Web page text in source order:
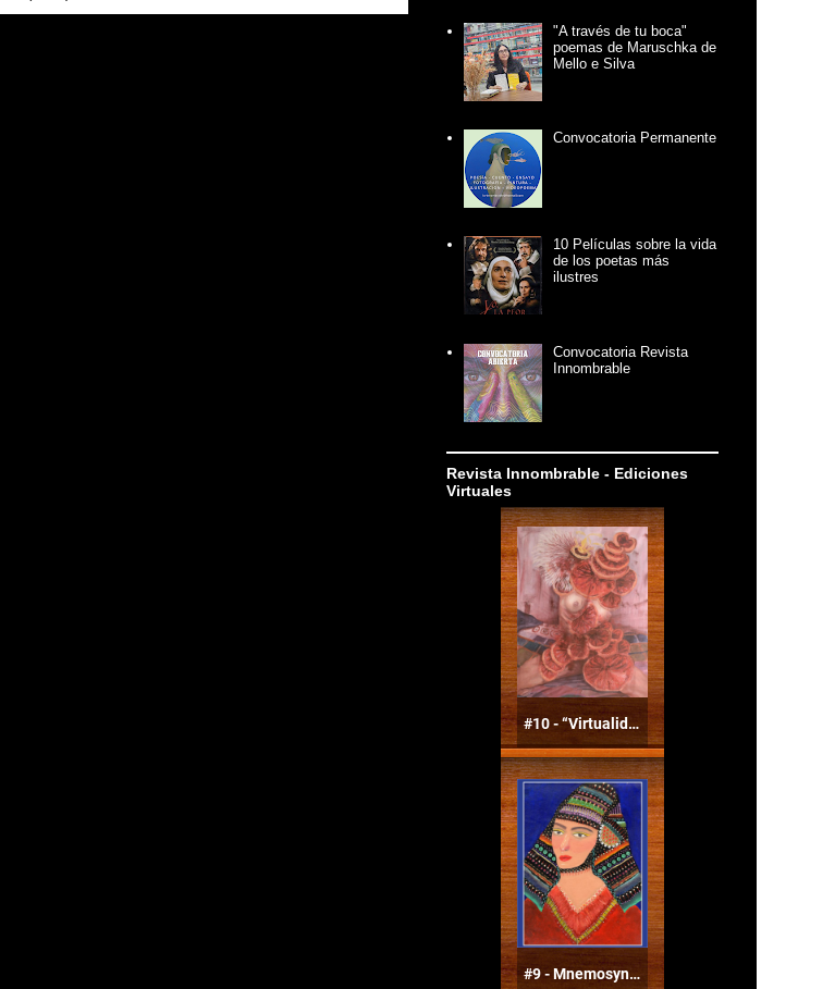
"A través de tu boca"
poemas de Maruschka de
Mello e Silva
Convocatoria Permanente
10 Películas sobre la vida
de los poetas más
ilustres
Convocatoria Revista
Innombrable
Revista Innombrable - Ediciones
Virtuales